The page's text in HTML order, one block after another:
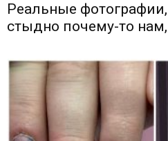
Реальные
стыдно почему-то